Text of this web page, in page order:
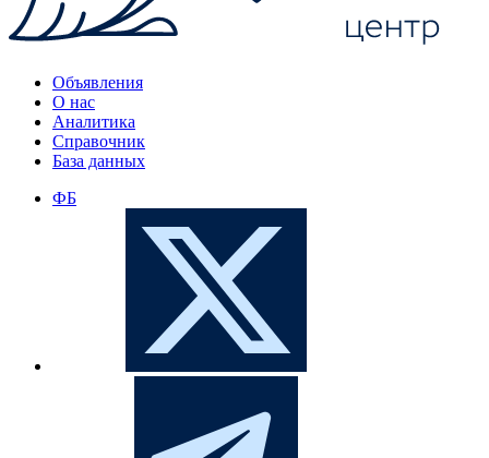
Объявления
О нас
Аналитика
Справочник
База данных
ФБ